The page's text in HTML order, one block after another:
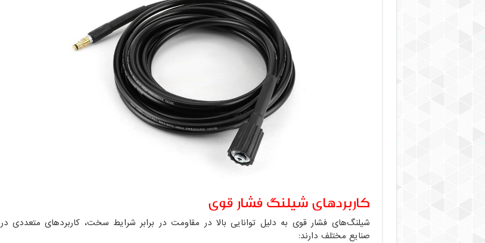
کاربردهای شیلنگ فشار قوی
شیلنگ‌های فشار قوی به دلیل توانایی بالا در مقاومت در برابر شرایط سخت، کاربردهای متعددی در
صنایع مختلف دارند: